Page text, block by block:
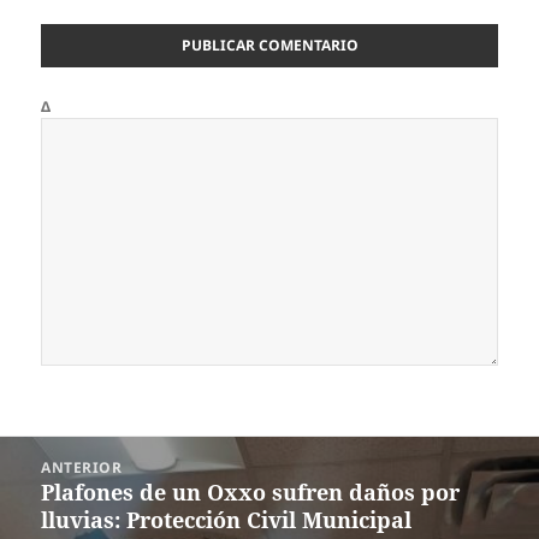
Δ
entradas
ANTERIOR
Entrada
anterior:
Plafones de un Oxxo sufren daños por
lluvias: Protección Civil Municipal